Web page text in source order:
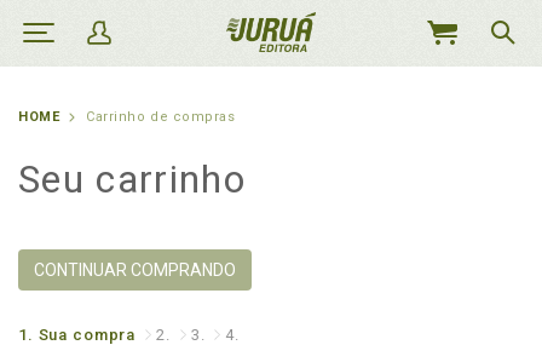
MEU
HOME Carrinho de compras
Seu carrinho
CONTINUAR COMPRANDO
1. Sua compra 2. 3. 4.